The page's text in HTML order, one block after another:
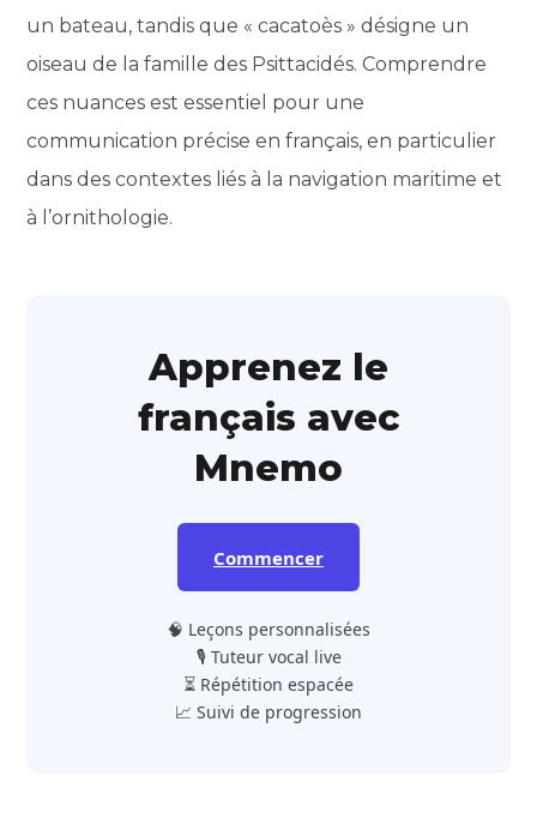
un bateau, tandis que « cacatoès » désigne un
oiseau de la famille des Psittacidés. Comprendre
ces nuances est essentiel pour une
communication précise en français, en particulier
dans des contextes liés à la navigation maritime et
à l’ornithologie.
Apprenez le
français avec
Mnemo
Commencer
🧠 Leçons personnalisées
🎙️ Tuteur vocal live
⏳ Répétition espacée
📈 Suivi de progression